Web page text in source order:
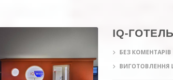
IQ-
БЕЗ КОМЕНТАРІВ
ВИГОТОВЛЕННЯ